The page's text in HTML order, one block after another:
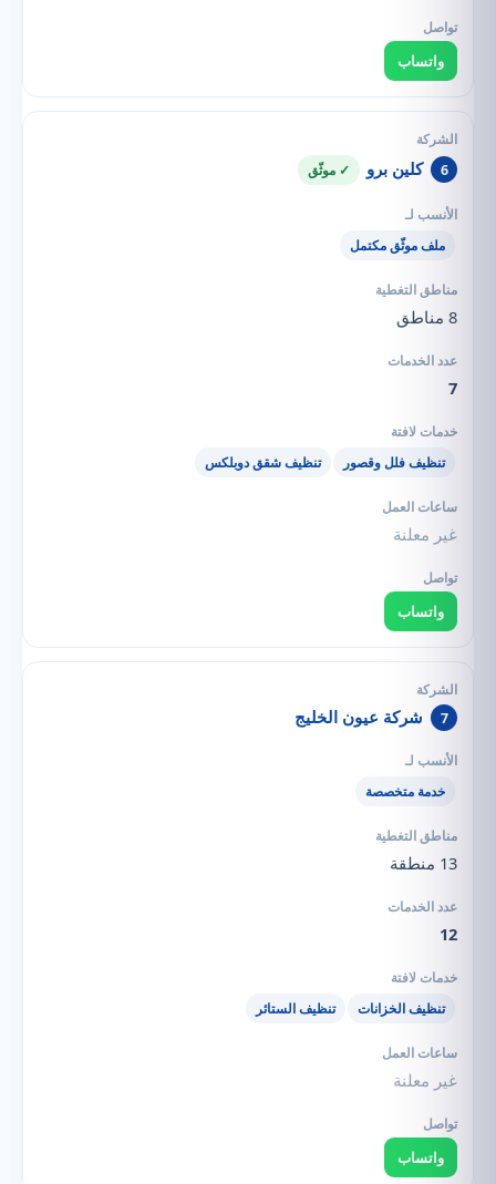
واتساب
6 كلين برو ✓ موثّق
ملف موثّق مكتمل
8 مناطق
7
تنظيف فلل وقصور تنظيف شقق دوبلكس
غير معلنة
واتساب
7 شركة عيون الخليج
خدمة متخصصة
13 منطقة
12
تنظيف الخزانات تنظيف الستائر
غير معلنة
واتساب